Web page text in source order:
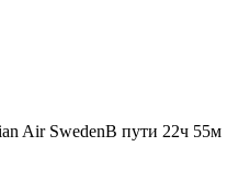
Air SwedenВ пути 22ч 55м